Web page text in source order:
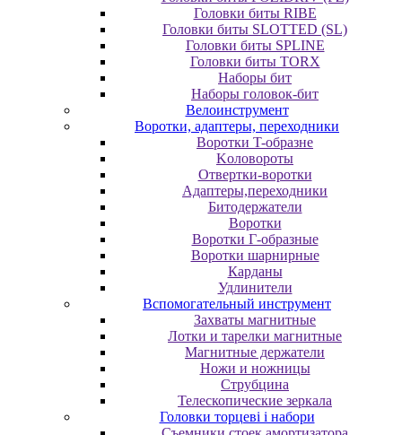
Головки биты RIBE
Головки биты SLOTTED (SL)
Головки биты SPLINE
Головки биты TORX
Наборы бит
Наборы головок-бит
Велоинструмент
Воротки, адаптеры, переходники
Bopoтки T-oбpaзне
Koлoвopoты
Oтвepтки-вopoтки
Адаптеры,переходники
Битодержатели
Воротки
Воротки Г-образные
Воротки шарнирные
Карданы
Удлинители
Вспомогательный инструмент
Захваты магнитные
Лотки и тарелки магнитные
Магнитные держатели
Ножи и ножницы
Струбцина
Телескопические зеркала
Головки торцеві і набори